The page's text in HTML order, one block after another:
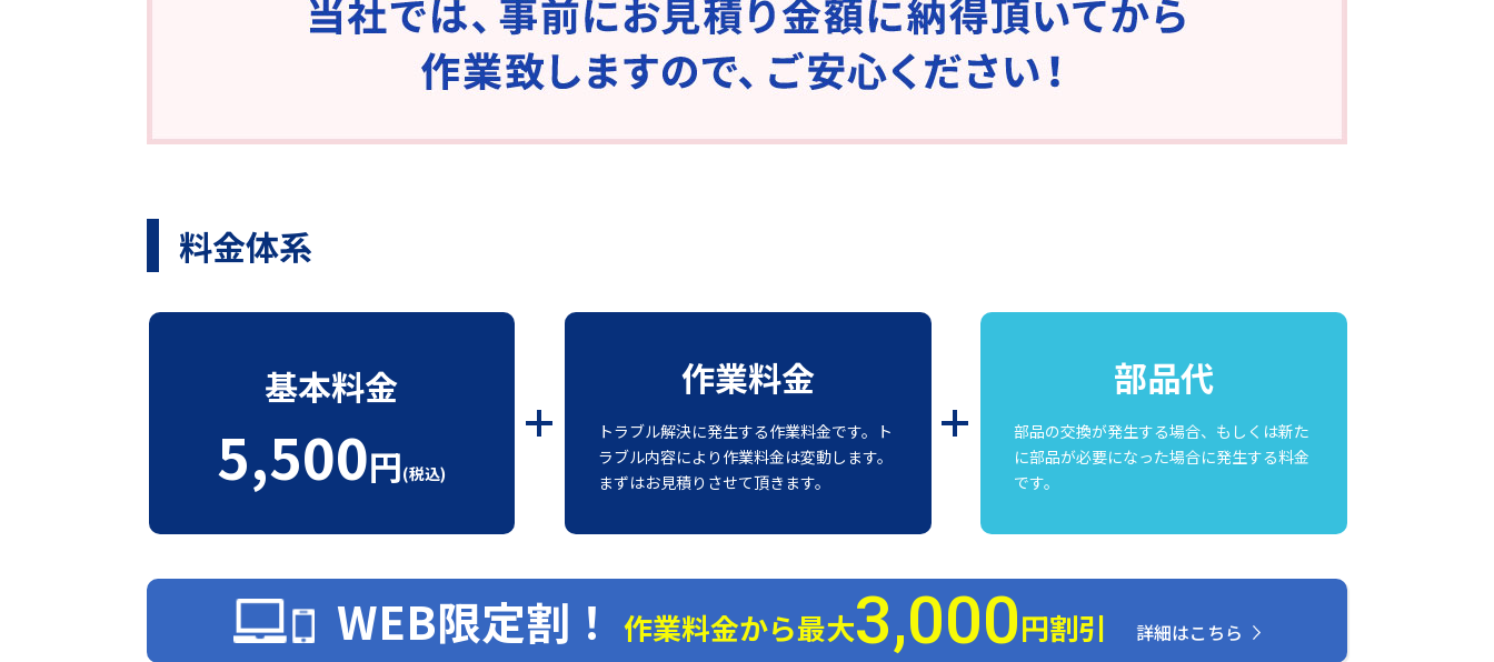
料金体系
基本料金
5,500円(税込)
作業料金
トラブル解決に発生する作業料金です。ト
ラブル内容により作業料金は変動します。
まずはお見積りさせて頂きます。
部品代
部品の交換が発生する場合、もしくは新た
に部品が必要になった場合に発生する料金
です。
WEB限定割！ 作業料金から最大3,000円割引 詳細はこちら